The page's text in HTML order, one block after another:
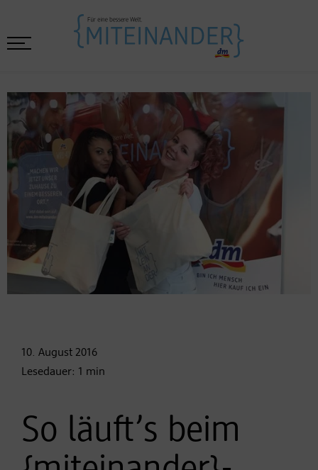
10. August 2016
Lesedauer: 1 min
So läuft’s beim